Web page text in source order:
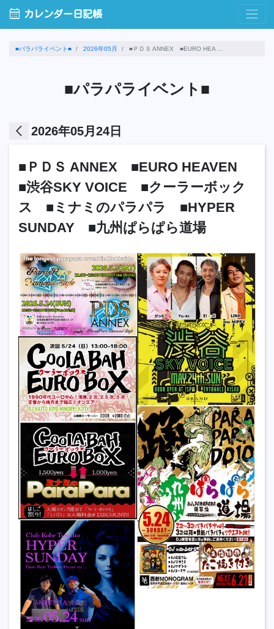
calendar_month カレンダー日記帳
■パラパライベント■ 2026年05月 ■ＰＤＳ ANNEX ■EURO HEA ...
■パラパライベント■
arrow_back_ios 2026年05月24日
■ＰＤＳ ANNEX ■EURO HEAVEN
■渋谷SKY VOICE ■クーラーボック
ス ■ミナミのパラパラ ■HYPER
SUNDAY ■九州ぱらぱら道場